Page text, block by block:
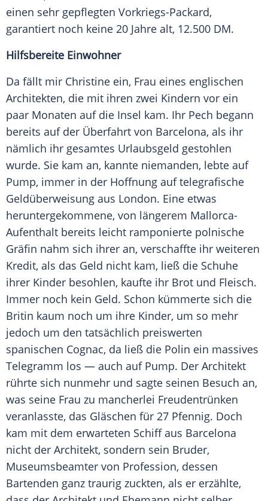
einen sehr gepflegten Vorkriegs-Packard,
garantiert noch keine 20 Jahre alt, 12.500 DM.
Hilfsbereite Einwohner
Da fällt mir Christine ein, Frau eines englischen
Architekten, die mit ihren zwei Kindern vor ein
paar Monaten auf die Insel kam. Ihr Pech begann
bereits auf der Überfahrt von Barcelona, als ihr
nämlich ihr gesamtes Urlaubsgeld gestohlen
wurde. Sie kam an, kannte niemanden, lebte auf
Pump, immer in der Hoffnung auf telegrafische
Geldüberweisung aus London. Eine etwas
heruntergekommene, von längerem Mallorca-
Aufenthalt bereits leicht ramponierte polnische
Gräfin nahm sich ihrer an, verschaffte ihr weiteren
Kredit, als das Geld nicht kam, ließ die Schuhe
ihrer Kinder besohlen, kaufte ihr Brot und Fleisch.
Immer noch kein Geld. Schon kümmerte sich die
Britin kaum noch um ihre Kinder, um so mehr
jedoch um den tatsächlich preiswerten
spanischen Cognac, da ließ die Polin ein massives
Telegramm los — auch auf Pump. Der Architekt
rührte sich nunmehr und sagte seinen Besuch an,
was seine Frau zu mancherlei Freudentrünken
veranlasste, das Gläschen für 27 Pfennig. Doch
kam mit dem erwarteten Schiff aus Barcelona
nicht der Architekt, sondern sein Bruder,
Museumsbeamter von Profession, dessen
Bartenden ganz traurig zuckten, als er erzählte,